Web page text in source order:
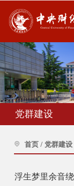
党群建设
首页 / 党群建设
浮生梦里余音